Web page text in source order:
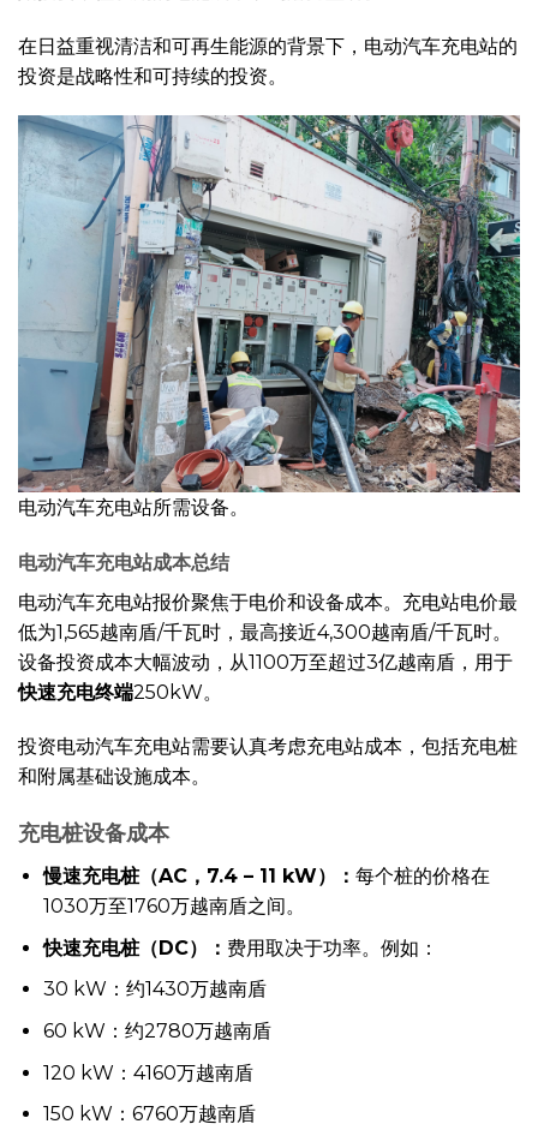
在日益重视清洁和可再生能源的背景下，电动汽车充电站的
投资是战略性和可持续的投资。
电动汽车充电站所需设备。
电动汽车充电站成本总结
电动汽车充电站报价聚焦于电价和设备成本。充电站电价最
低为1,565越南盾/千瓦时，最高接近4,300越南盾/千瓦时。
设备投资成本大幅波动，从1100万至超过3亿越南盾，用于
快速充电终端250kW。
投资电动汽车充电站需要认真考虑充电站成本，包括充电桩
和附属基础设施成本。
充电桩设备成本
慢速充电桩（AC，7.4 – 11 kW）： 每个桩的价格在
1030万至1760万越南盾之间。
快速充电桩（DC）： 费用取决于功率。例如：
30 kW：约1430万越南盾
60 kW：约2780万越南盾
120 kW：4160万越南盾
150 kW：6760万越南盾